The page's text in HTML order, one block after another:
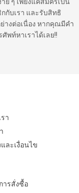
กับเรา และรับสิทธิ
างต่อเนื่อง หากคุณมีคำ
พท์หาเราได้เลย!!
า
ละเงื่อนไข
รสั่งซื้อ